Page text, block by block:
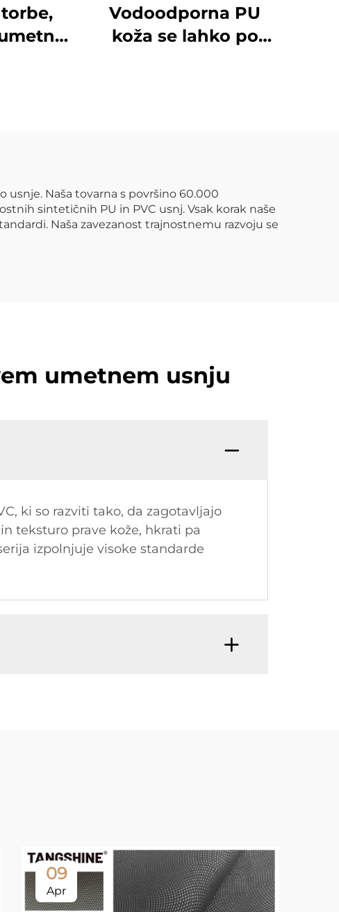
Vodoodporna PU
koža se lahko po
Naša tovarna s površino 60.000
sintetičnih PU in PVC usnj. Vsak korak naše
Naša zavezanost trajnostnemu razvoju se
umetnem usnju
ki so razviti tako, da zagotavljajo
teksturo prave kože, hkrati pa
izpolnjuje visoke standarde
09
Apr